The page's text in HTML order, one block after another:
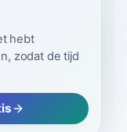
hebt
zodat de tijd